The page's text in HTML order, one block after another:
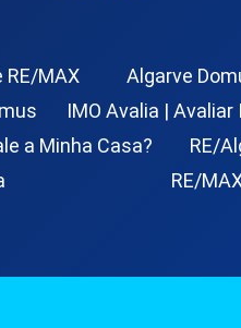
RE/MAX Algarve
IMO Avalia | Avaliar
a Minha Casa? RE/
RE/